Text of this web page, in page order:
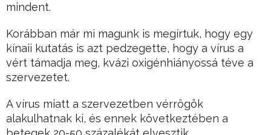
mindent.
Korábban már mi magunk is megírtuk, hogy egy
kínaii kutatás is azt pedzegette, hogy a vírus a
vért támadja meg, kvázi oxigénhiányossá téve a
szervezetet.
A vírus miatt a szervezetben vérrögök
alakulhatnak ki, és ennek következtében a